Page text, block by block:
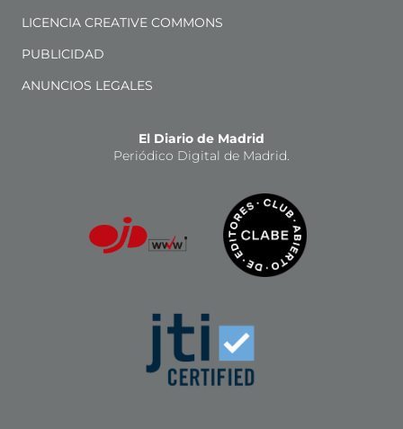
LICENCIA CREATIVE COMMONS
PUBLICIDAD
ANUNCIOS LEGALES
El Diario de Madrid
Periódico Digital de Madrid.